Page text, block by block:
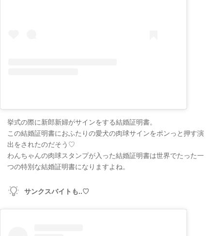
挙式の際に新郎新婦がサインをする結婚証明書。
この結婚証明書におふたりの愛犬の肉球サインをポンっと押す演
出をされたのだそう♡
わんちゃんの肉球スタンプが入った結婚証明書は世界でたった一
つの特別な結婚証明書になりますよね。
サンクスバイトも..♡